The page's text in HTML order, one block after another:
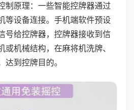
制原理：一些智能控牌器通过
等设备连接。手机端软件预设
号给控牌器，控牌器接收到信
或机械结构，在麻将机洗牌、
到控牌目的。